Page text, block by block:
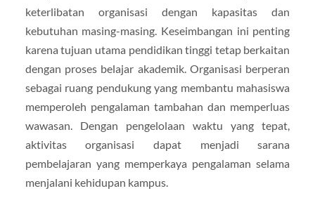
keterlibatan organisasi dengan kapasitas dan
kebutuhan masing-masing. Keseimbangan ini penting
karena tujuan utama pendidikan tinggi tetap berkaitan
dengan proses belajar akademik. Organisasi berperan
sebagai ruang pendukung yang membantu mahasiswa
memperoleh pengalaman tambahan dan memperluas
wawasan. Dengan pengelolaan waktu yang tepat,
aktivitas organisasi dapat menjadi sarana
pembelajaran yang memperkaya pengalaman selama
menjalani kehidupan kampus.